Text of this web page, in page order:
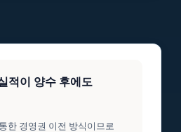
적이 양수 후에도
한 경영권 이전 방식이므로